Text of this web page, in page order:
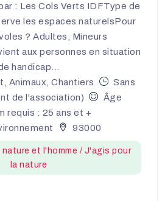
: Les Cols Verts IDFType de
les espaces naturelsPour
? Adultes, Mineurs
aux personnes en situation
handicap...
Animaux, Chantiers
Sans
de l'association)
Âge
requis : 25 ans et +
93000
et l'homme / J'agis pour
la nature